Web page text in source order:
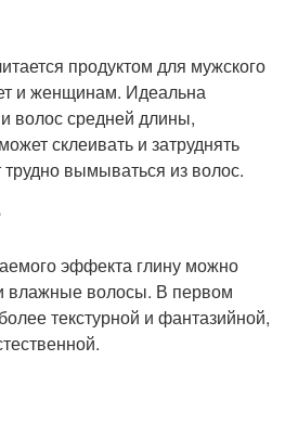
продуктом для мужского
и женщинам. Идеальна
волос средней длины,
склеивать и затруднять
вымываться из волос.
эффекта глину можно
влажные волосы. В первом
текстурной и фантазийной,